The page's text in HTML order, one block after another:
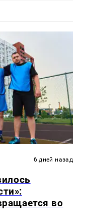
6 дней назад
во